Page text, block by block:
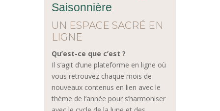
Saisonnière
UN ESPACE SACRÉ EN
LIGNE
Qu’est-ce que c’est ?
Il s’agit d’une plateforme en ligne où
vous retrouvez chaque mois de
nouveaux contenus en lien avec le
thème de l’année pour s’harmoniser